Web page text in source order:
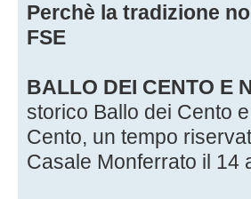
Perchè la tradizione
FSE
BALLO DEI CENTO E
storico Ballo dei Cento
Cento, un tempo
Casale Monferrato il 14